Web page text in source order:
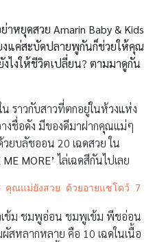
ยุดสวย Amarin Baby & Kids
แค่สะบัดปลายพูกันก็ช่วยให้คุณ
ไงให้ชีวิตเปลี่ยน? ตามมาดูกัน
ราวกับสาวที่ตกอยู่ในห้วงแห่ง
างชื่อดัง มีของดีมาฝากคุณแม่ๆ
วยบลัชออน 20 เฉดสวย ใน
ME MORE’ไล่เฉดสีกันไปเลย
คุณแม่ยังสวย ด้วยอายแชโดว์ 7
ข้ม ชมพูอ่อน ชมพูเข้ม พีชอ่อน
สหลากหลาย คือ 10 เฉดในเนื้อ